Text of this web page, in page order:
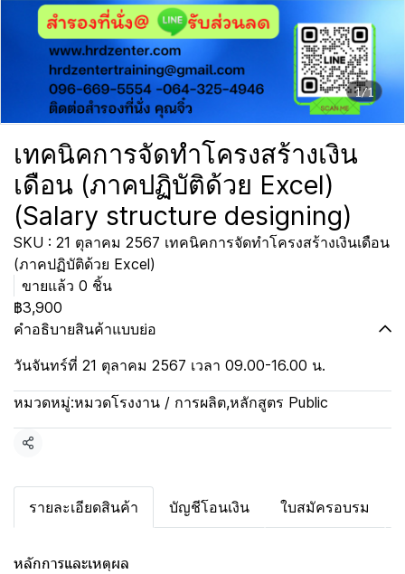
1/1
เทคนิคการจัดทำโครงสร้างเงิน
เดือน (ภาคปฏิบัติด้วย Excel)
(Salary structure designing)
SKU : 21 ตุลาคม 2567 เทคนิคการจัดทำโครงสร้างเงินเดือน
(ภาคปฏิบัติด้วย Excel)
ขายแล้ว 0 ชิ้น
฿3,900
คำอธิบายสินค้าแบบย่อ
วันจันทร์ที่ 21 ตุลาคม 2567 เวลา 09.00-16.00 น.
หมวดหมู่:หมวดโรงงาน / การผลิต,หลักสูตร Public
แชร์
รายละเอียดสินค้า บัญชีโอนเงิน ใบสมัครอบรม
หลักการและเหตุผล